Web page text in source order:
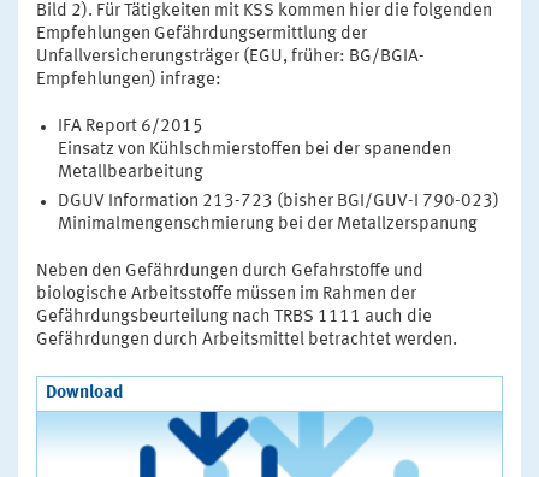
Bild 2). Für Tätigkeiten mit KSS kommen hier die folgenden
Empfehlungen Gefährdungsermittlung der
Unfallversicherungsträger (EGU, früher: BG/BGIA-
Empfehlungen) infrage:
IFA Report 6/2015
Einsatz von Kühlschmierstoffen bei der spanenden
Metallbearbeitung
DGUV Information 213-723 (bisher BGI/GUV-I 790-023)
Minimalmengenschmierung bei der Metallzerspanung
Neben den Gefährdungen durch Gefahrstoffe und
biologische Arbeitsstoffe müssen im Rahmen der
Gefährdungsbeurteilung nach TRBS 1111 auch die
Gefährdungen durch Arbeitsmittel betrachtet werden.
Download